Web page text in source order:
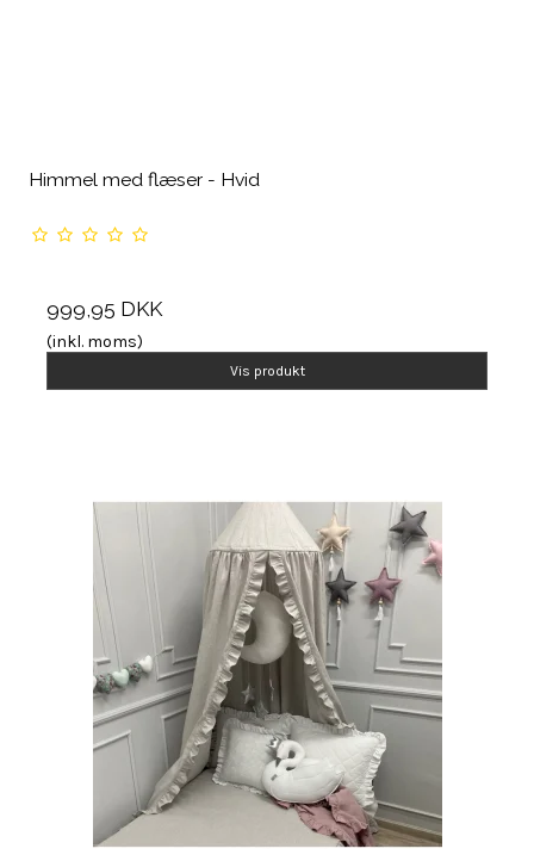
Himmel med flæser - Hvid
999,95 DKK
(inkl. moms)
Vis produkt